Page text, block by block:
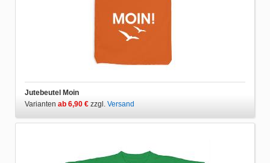
Jutebeutel Moin
Varianten ab 6,90 € zzgl. Versand